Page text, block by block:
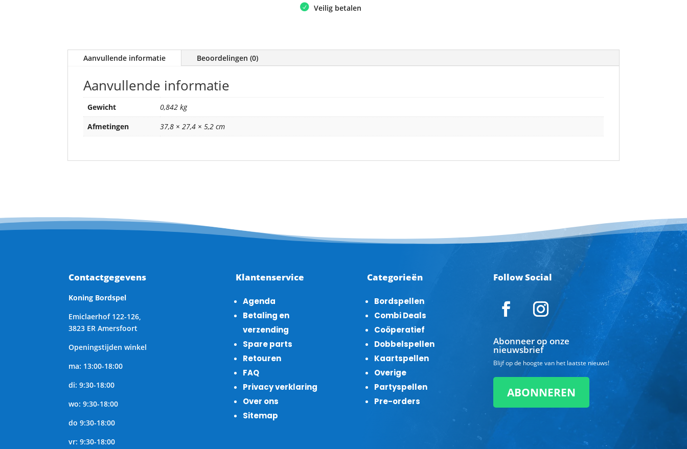
Veilig betalen
Aanvullende informatie Beoordelingen (0)
Aanvullende informatie
Gewicht
0,842 kg
Afmetingen
37,8 × 27,4 × 5,2 cm
Contactgegevens
Koning Bordspel
Emiclaerhof 122-126,
3823 ER Amersfoort
Openingstijden winkel
ma: 13:00-18:00
di: 9:30-18:00
wo: 9:30-18:00
do 9:30-18:00
vr: 9:30-18:00
Klantenservice
Agenda
Betaling en
verzending
Spare parts
Retouren
FAQ
Privacy verklaring
Over ons
Sitemap
Categorieën
Bordspellen
Combi Deals
Coöperatief
Dobbelspellen
Kaartspellen
Overige
Partyspellen
Pre-orders
Follow Social
Abonneer op onze
nieuwsbrief
Blijf op de hoogte van het laatste nieuws!
ABONNEREN